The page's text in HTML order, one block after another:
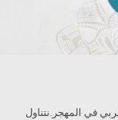
في المهجر.نتناول